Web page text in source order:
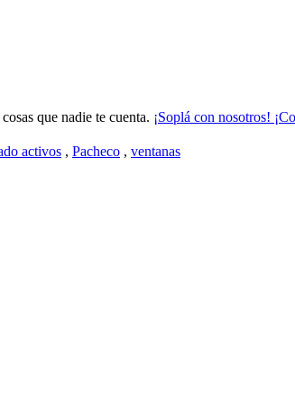
que nadie te cuenta. ¡Soplá con nosotros!
activos , Pacheco , ventanas